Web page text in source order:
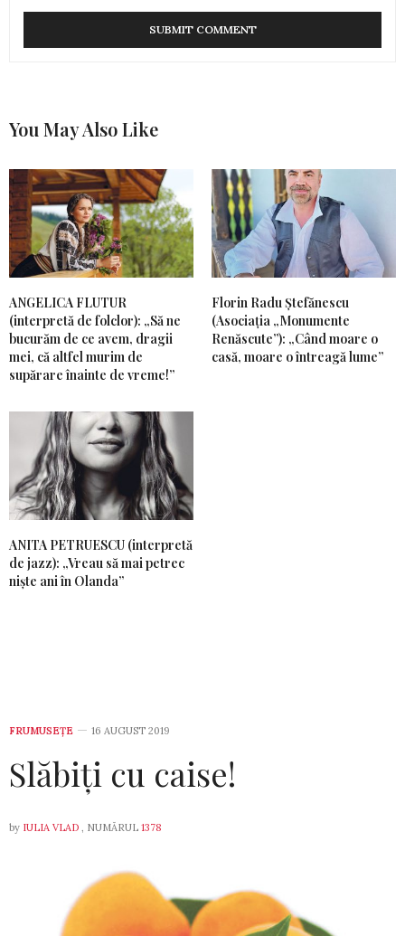
You May Also Like
ANGELICA FLUTUR
(interpretă de folclor): „Să ne
bucurăm de ce avem, dragii
mei, că altfel murim de
supărare înainte de vreme!”
Florin Radu Ștefănescu
(Asociația „Monumente
Renăscute”): „Când moare o
casă, moare o întreagă lume”
ANITA PETRUESCU (interpretă
de jazz): „Vreau să mai petrec
niște ani în Olanda”
FRUMUSEȚE 16 AUGUST 2019
Slăbiți cu caise!
by IULIA VLAD , NUMĂRUL 1378